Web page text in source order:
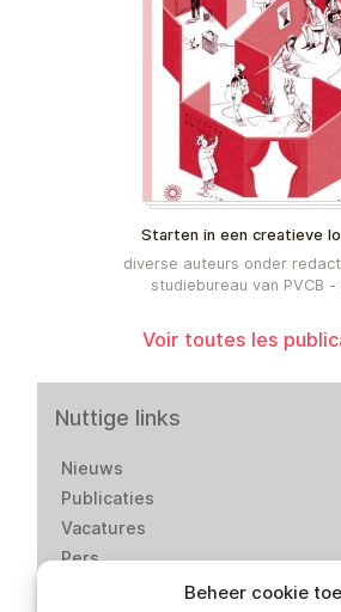
Beheer cookie
Starten in een creatieve
diverse auteurs onder
studiebureau van PVCB -
Voir toutes les
Nuttige links
Nieuws
Publicaties
Vacatures
Pers